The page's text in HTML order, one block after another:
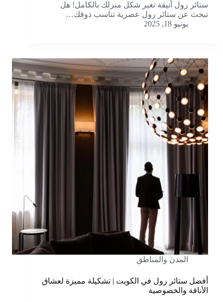
ستائر رول أنيقة تغير شكل منزلك بالكامل! هل
تبحث عن ستائر رول عصرية تناسب ذوقك…
يونيو 18, 2025
المدن والمناطق
أفضل ستائر رول في الكويت | تشكيلة مميزة لعشاق
الأناقة والخصوصية